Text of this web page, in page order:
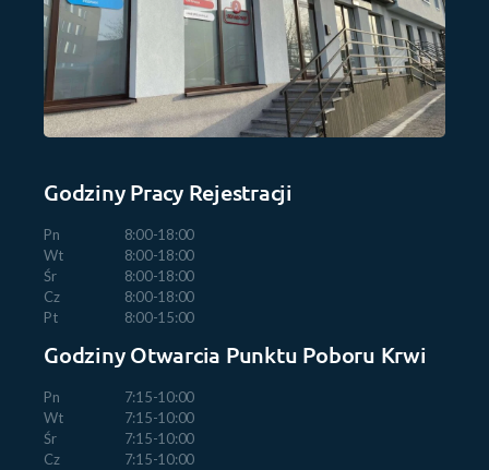
Godziny Pracy Rejestracji
Pn
Wt
Śr
Cz
Pt
8:00-18:00
8:00-18:00
8:00-18:00
8:00-18:00
8:00-15:00
Godziny Otwarcia Punktu Poboru Krwi
Pn
Wt
Śr
Cz
7:15-10:00
7:15-10:00
7:15-10:00
7:15-10:00